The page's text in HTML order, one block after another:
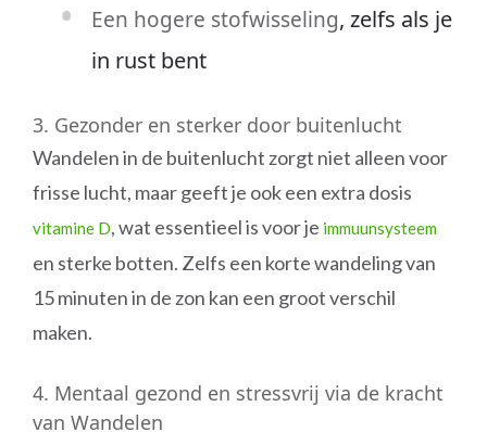
Een hogere stofwisseling, zelfs als je
in rust bent
3. Gezonder en sterker door buitenlucht
Wandelen in de buitenlucht zorgt niet alleen voor
frisse lucht, maar geeft je ook een extra dosis
vitamine D, wat essentieel is voor je immuunsysteem
en sterke botten. Zelfs een korte wandeling van
15 minuten in de zon kan een groot verschil
maken.
4. Mentaal gezond en stressvrij via de kracht
van Wandelen